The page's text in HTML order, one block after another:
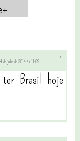
4 de julho de 2014 às 11:09
ter Brasil hoje